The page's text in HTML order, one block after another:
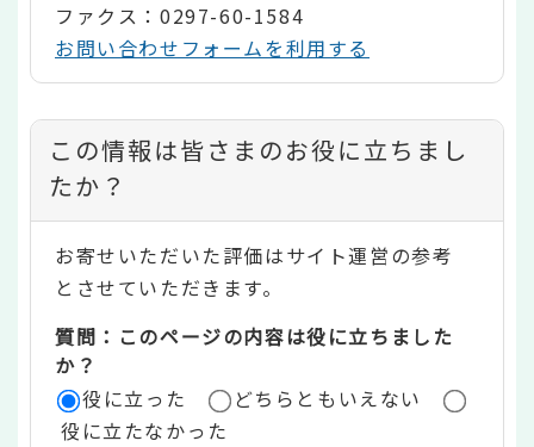
ファクス：0297-60-1584
お問い合わせフォームを利用する
コ
ン
テ
ン
ツ
評
価
この情報は皆さまのお役に立ちまし
たか？
お寄せいただいた評価はサイト運営の参考
とさせていただきます。
質問：このページの内容は役に立ちました
か？
役に立った
どちらともいえない
役に立たなかった